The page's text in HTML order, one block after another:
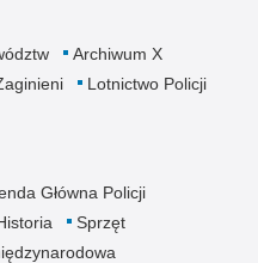
Archiwum X
Lotnictwo Policji
Główna Policji
Sprzęt